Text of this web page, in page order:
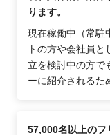
ります。
現在稼働中（常駐
トの方や会社員
立を検討中の方で
ーに紹介されるた
57,000名以上のフ